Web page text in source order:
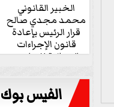
الخبير القانوني
محمد مجدي صالح
قرار الرئيس بإعادة
قانون الإجراءات
الجنائية للنواب...
الفيس بوك